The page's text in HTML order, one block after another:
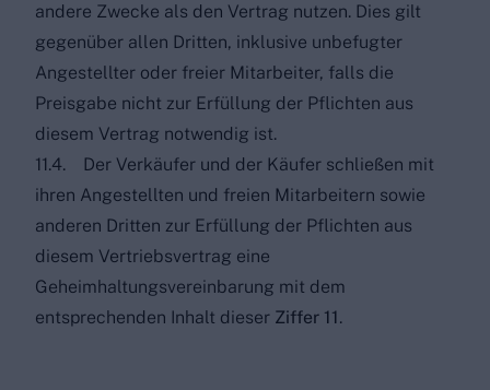
andere Zwecke als den Vertrag nutzen. Dies gilt
gegenüber allen Dritten, inklusive unbefugter
Angestellter oder freier Mitarbeiter, falls die
Preisgabe nicht zur Erfüllung der Pflichten aus
diesem Vertrag notwendig ist.
11.4. Der Verkäufer und der Käufer schließen mit
ihren Angestellten und freien Mitarbeitern sowie
anderen Dritten zur Erfüllung der Pflichten aus
diesem Vertriebsvertrag eine
Geheimhaltungsvereinbarung mit dem
entsprechenden Inhalt dieser Ziffer 11.